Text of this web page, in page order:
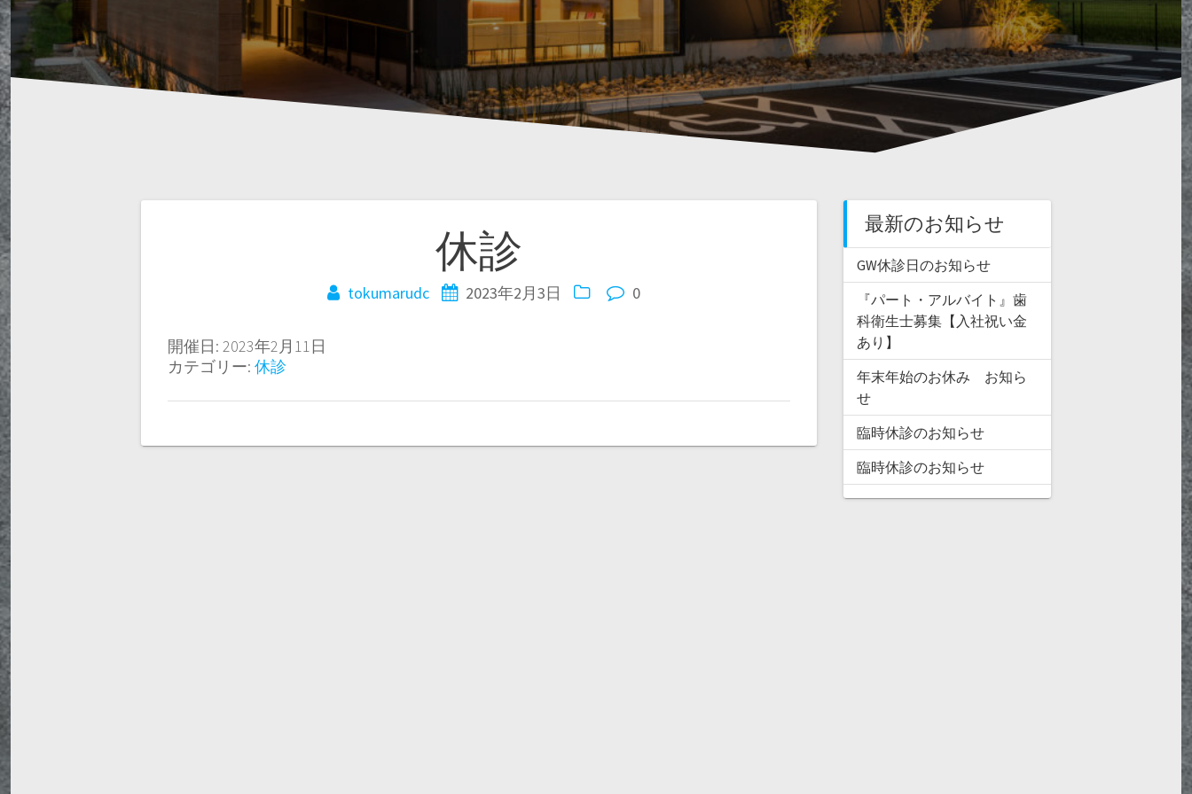
休診
tokumarudc 2023年2月3日 0
開催日: 2023年2月11日
カテゴリー: 休診
最新のお知らせ
GW休診日のお知らせ
『パート・アルバイト』歯
科衛生士募集【入社祝い金
あり】
年末年始のお休み お知ら
せ
臨時休診のお知らせ
臨時休診のお知らせ